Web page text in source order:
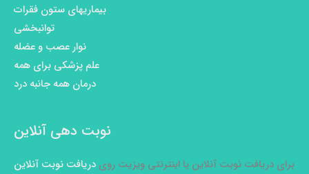
بیماریهای ستون فقرات
توانبخشی
نوار عصب و عضله
علم پزشکی برای همه
درمان همه جانبه درد
نوبت دهی آنلاین
برای دریافت نوبت آنلاین یا اینترنتی ویزیت روی دریافت نوبت آنلاین